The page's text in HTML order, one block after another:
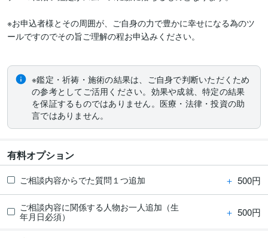
※お申込者様とその周囲が、ご自身の力で豊かに幸せになる為のツ
ールですのでその旨ご理解の程お申込みください。
※鑑定・祈祷・施術の結果は、ご自身で判断いただくため
の参考としてご活用ください。効果や成就、特定の結果
を保証するものではありません。医療・法律・投資の助
言ではありません。
有料オプション
ご相談内容からでた質問１つ追加 ＋ 500円
ご相談内容に関係する人物お一人追加（生
年月日必須）
＋ 500円